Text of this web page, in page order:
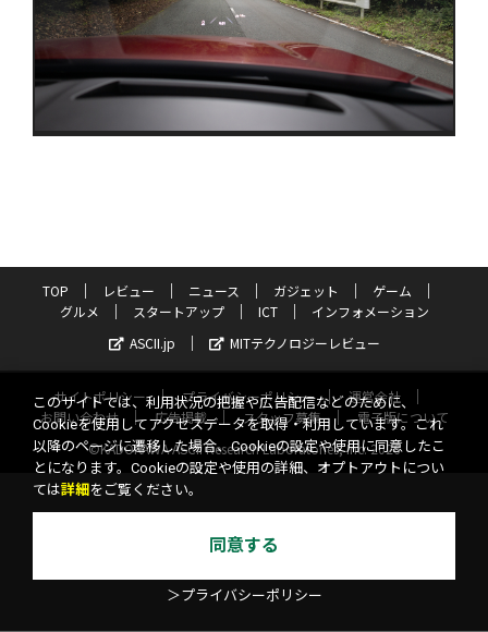
TOP レビュー ニュース ガジェット
ゲーム
グルメ
スタートアップ ICT
インフォメーション
ASCII.jp
MITテクノロジーレビュー
サイトポリシー プライバシーポリシー
運営会社
お問い合わせ
広告掲載 スタッフ募集
電子版について
©KADOKAWA ASCII Research Laboratories, Inc. 2026
このサイトでは、利用状況の把握や広告配信などのために、
Cookieを使用してアクセスデータを取得・利用しています。これ
以降のページに遷移した場合、Cookieの設定や使用に同意したこ
とになります。Cookieの設定や使用の詳細、オプトアウトについ
ては詳細 をご覧ください。
同意する
＞プライバシーポリシー